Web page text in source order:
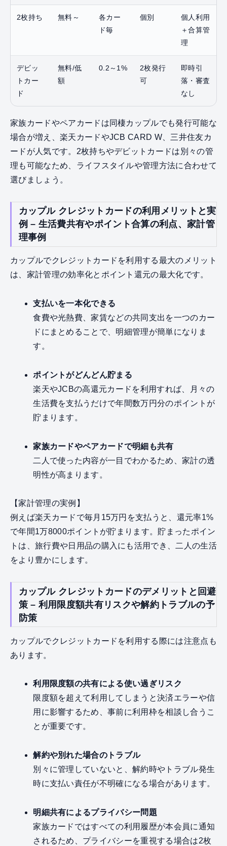
2枚持ち 無料～
各カー
ド毎
個別
個人利用
＋合算管
理
デビッ
トカー
ド
無料/低
額
0.2～1%
2枚発行
可
即時引
落・審査
なし
家族カードやペアカードは同棲カップルでも発行可能な
場合が増え、楽天カードやJCB CARD W、三井住友カ
ードが人気です。2枚持ちやデビットカードは別々の管
理も可能なため、ライフスタイルや管理方法に合わせて
選びましょう。
カップル クレジットカードの利用メリットと実
例 – 生活費共有やポイント合算の利点、家計管
理事例
カップルでクレジットカードを利用する最大のメリット
は、家計管理の効率化とポイント還元の最大化です。
支払いを一本化できる
食費や光熱費、家賃などの共同支出を一つのカー
ドにまとめることで、明細管理が簡単になりま
す。
ポイントがどんどん貯まる
楽天やJCBの高還元カードを利用すれば、月々の
生活費を支払うだけで年間数万円分のポイントが
貯まります。
家族カードやペアカードで明細も共有
二人で使った内容が一目でわかるため、家計の透
明性が高まります。
【家計管理の実例】
例えば楽天カードで毎月15万円を支払うと、還元率1%
で年間1万8000ポイントが貯まります。貯まったポイン
トは、旅行費や日用品の購入にも活用でき、二人の生活
をより豊かにします。
カップル クレジットカードのデメリットと回避
策 – 利用限度額共有リスクや解約トラブルの予
防策
カップルでクレジットカードを利用する際には注意点も
あります。
利用限度額の共有による使い過ぎリスク
限度額を超えて利用してしまうと決済エラーや信
用に影響するため、事前に利用枠を相談し合うこ
とが重要です。
解約や別れた場合のトラブル
別々に管理していないと、解約時やトラブル発生
時に支払い責任が不明確になる場合があります。
明細共有によるプライバシー問題
家族カードではすべての利用履歴が本会員に通知
されるため、プライバシーを重視する場合は2枚